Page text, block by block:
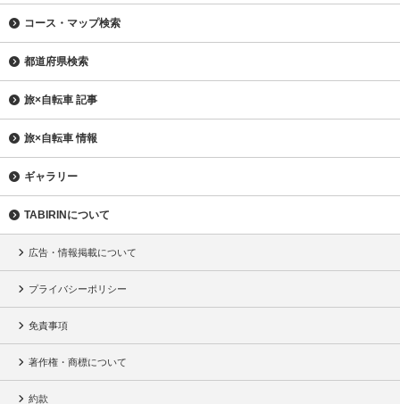
コース・マップ検索
都道府県検索
旅×自転車 記事
旅×自転車 情報
ギャラリー
TABIRINについて
広告・情報掲載について
プライバシーポリシー
免責事項
著作権・商標について
約款